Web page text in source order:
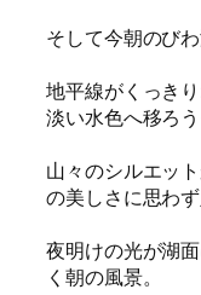
そして今朝のび
地平線がくっき
淡い水色へ移ろ
山々のシルエッ
の美しさに思わ
夜明けの光が湖
く朝の風景。